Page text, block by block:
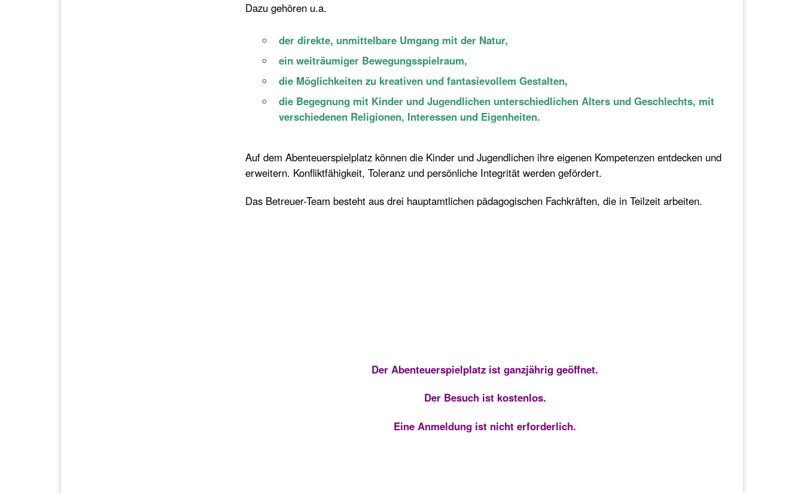
Dazu gehören u.a.
der direkte, unmittelbare Umgang mit der Natur,
ein weiträumiger Bewegungsspielraum,
die Möglichkeiten zu kreativen und fantasievollem Gestalten,
die Begegnung mit Kinder und Jugendlichen unterschiedlichen Alters und Geschlechts, mit
verschiedenen Religionen, Interessen und Eigenheiten.
Auf dem Abenteuerspielplatz können die Kinder und Jugendlichen ihre eigenen Kompetenzen entdecken und
erweitern. Konfliktfähigkeit, Toleranz und persönliche Integrität werden gefördert.
Das Betreuer-Team besteht aus drei hauptamtlichen pädagogischen Fachkräften, die in Teilzeit arbeiten.
Der Abenteuerspielplatz ist ganzjährig geöffnet.
Der Besuch ist kostenlos.
Eine Anmeldung ist nicht erforderlich.